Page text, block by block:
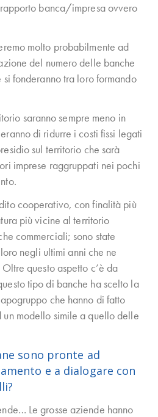
banca/impresa ovvero
molto probabilmente ad
del numero delle banche
si fonderanno tra loro formando
saranno sempre meno in
di ridurre i costi fissi legati
sul territorio che sarà
imprese raggruppati nei pochi
cooperativo, con finalità più
più vicine al territorio
commerciali; sono state
negli ultimi anni che ne
questo aspetto c’è da
tipo di banche ha scelto la
che hanno di fatto
un modello simile a quello delle
sono pronte ad
e a dialogare con
Le grosse aziende hanno